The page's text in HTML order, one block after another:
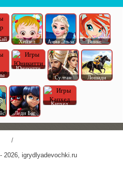
Хейзел Анна Эльза Винкс
Юникитти
Султан
Лошади
Леди Баг
Капхед
/
2026, igrydlyadevochki.ru